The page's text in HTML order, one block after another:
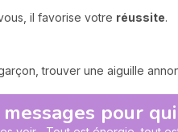
il favorise votre réussite.
trouver une aiguille
pour qui